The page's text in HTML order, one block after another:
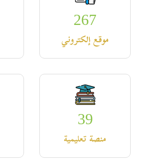
267
موقع إلكتروني
39
منصة تعليمية